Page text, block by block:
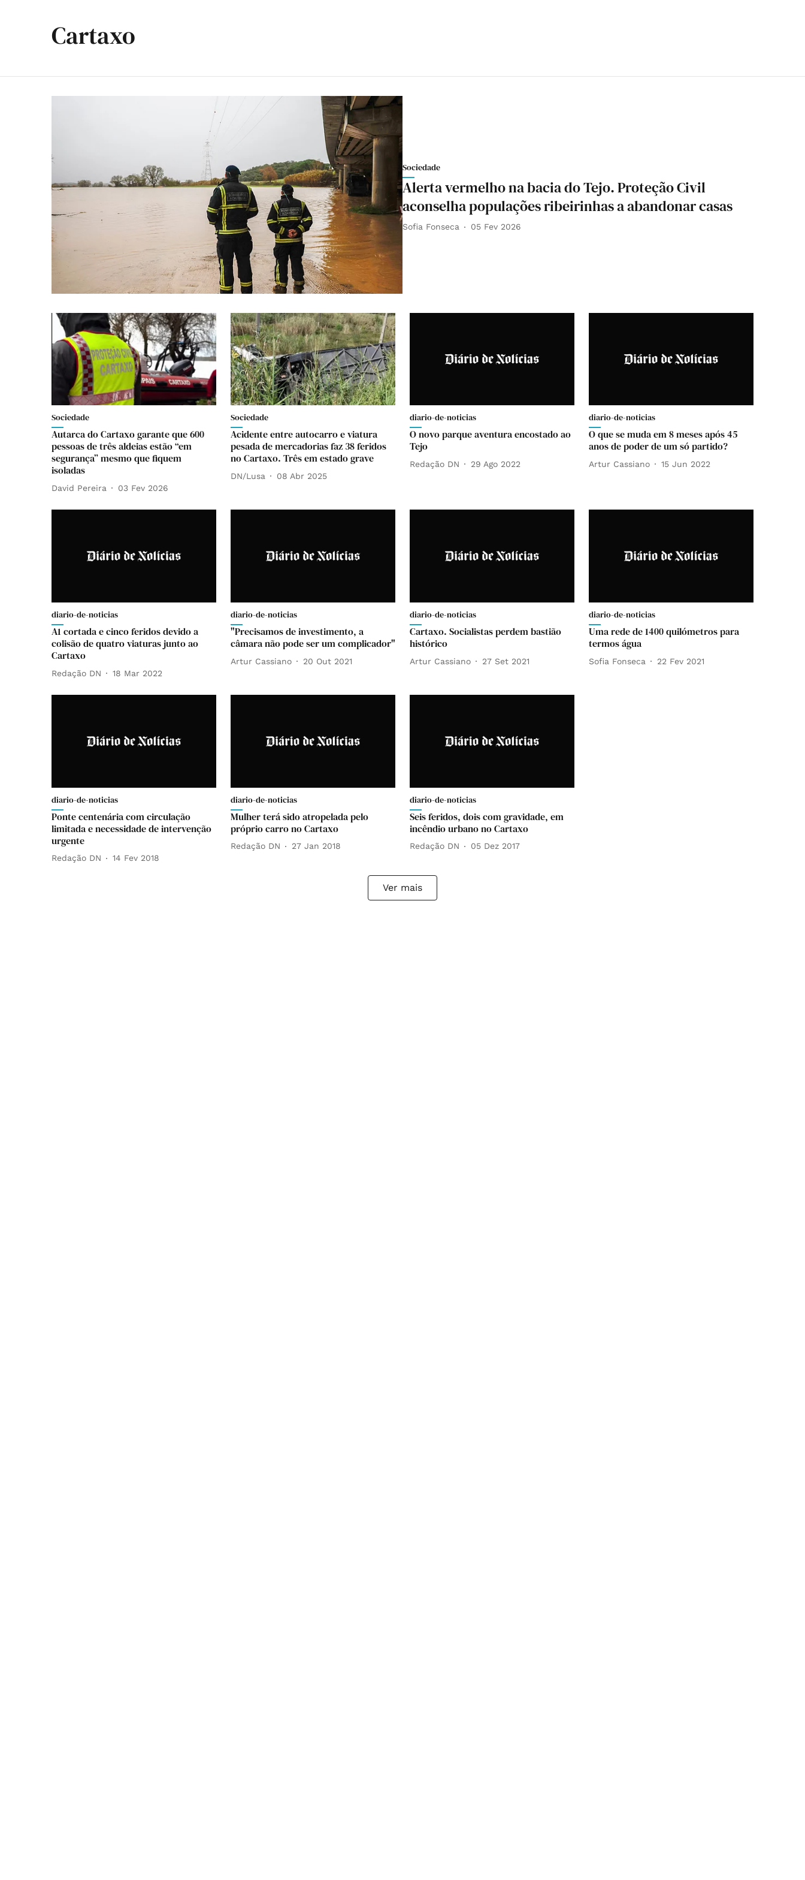
Cartaxo
Sociedade
Alerta vermelho na bacia do Tejo. Proteção Civil
aconselha populações ribeirinhas a abandonar casas
Sofia Fonseca 05 Fev 2026
Sociedade
Autarca do Cartaxo garante que 600
pessoas de três aldeias estão “em
segurança” mesmo que fiquem
isoladas
David Pereira 03 Fev 2026
Sociedade
Acidente entre autocarro e viatura
pesada de mercadorias faz 38 feridos
no Cartaxo. Três em estado grave
DN/Lusa 08 Abr 2025
diario-de-noticias
O novo parque aventura encostado ao
Tejo
Redação DN 29 Ago 2022
diario-de-noticias
O que se muda em 8 meses após 45
anos de poder de um só partido?
Artur Cassiano 15 Jun 2022
diario-de-noticias
A1 cortada e cinco feridos devido a
colisão de quatro viaturas junto ao
Cartaxo
Redação DN 18 Mar 2022
diario-de-noticias
"Precisamos de investimento, a
câmara não pode ser um complicador"
Artur Cassiano 20 Out 2021
diario-de-noticias
Cartaxo. Socialistas perdem bastião
histórico
Artur Cassiano 27 Set 2021
diario-de-noticias
Uma rede de 1400 quilómetros para
termos água
Sofia Fonseca 22 Fev 2021
diario-de-noticias
Ponte centenária com circulação
limitada e necessidade de intervenção
urgente
Redação DN 14 Fev 2018
diario-de-noticias
Mulher terá sido atropelada pelo
próprio carro no Cartaxo
Redação DN 27 Jan 2018
diario-de-noticias
Seis feridos, dois com gravidade, em
incêndio urbano no Cartaxo
Redação DN 05 Dez 2017
Ver mais